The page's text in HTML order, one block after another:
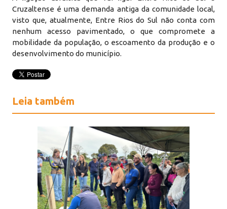
Cruzaltense é uma demanda antiga da comunidade local,
visto que, atualmente, Entre Rios do Sul não conta com
nenhum acesso pavimentado, o que compromete a
mobilidade da população, o escoamento da produção e o
desenvolvimento do município.
Leia também